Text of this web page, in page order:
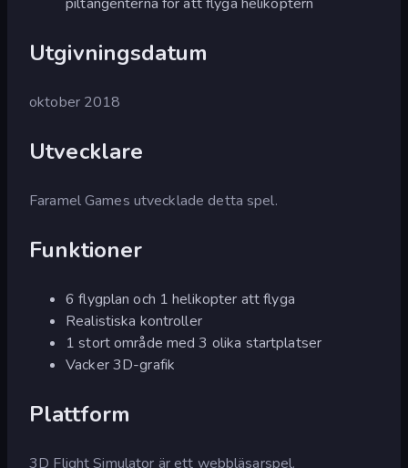
Utgivningsdatum
oktober 2018
Utvecklare
Faramel Games utvecklade detta spel.
Funktioner
6 flygplan och 1 helikopter att flyga
Realistiska kontroller
1 stort område med 3 olika startplatser
Vacker 3D-grafik
Plattform
3D Flight Simulator är ett webbläsarspel.